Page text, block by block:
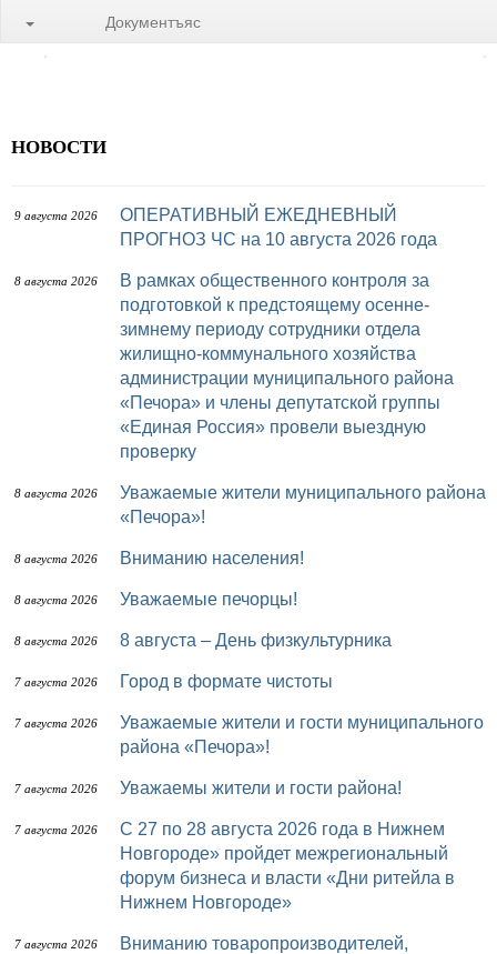
Документъяс
НОВОСТИ
9 августа 2026
ОПЕРАТИВНЫЙ ЕЖЕДНЕВНЫЙ
ПРОГНОЗ ЧС на 10 августа 2026 года
8 августа 2026
В рамках общественного контроля за
подготовкой к предстоящему осенне-
зимнему периоду сотрудники отдела
жилищно-коммунального хозяйства
администрации муниципального района
«Печора» и члены депутатской группы
«Единая Россия» провели выездную
проверку
8 августа 2026
Уважаемые жители муниципального района
«Печора»!
8 августа 2026 Вниманию населения!
8 августа 2026 Уважаемые печорцы!
8 августа 2026 8 августа – День физкультурника
7 августа 2026 Город в формате чистоты
7 августа 2026
Уважаемые жители и гости муниципального
района «Печора»!
7 августа 2026 Уважаемы жители и гости района!
7 августа 2026
с 27 по 28 августа 2026 года в Нижнем
Новгороде» пройдет межрегиональный
форум бизнеса и власти «Дни ритейла в
Нижнем Новгороде»
7 августа 2026
Вниманию товаропроизводителей,